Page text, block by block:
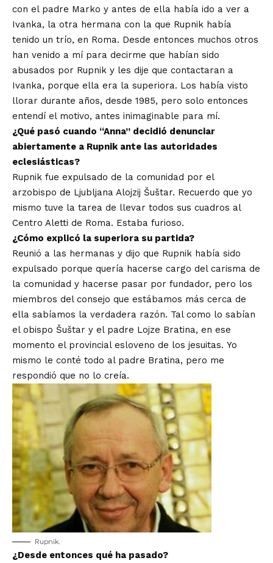
con el padre Marko y antes de ella había ido a ver a
Ivanka, la otra hermana con la que Rupnik había
tenido un trío, en Roma. Desde entonces muchos otros
han venido a mí para decirme que habían sido
abusados ​​por Rupnik y les dije que contactaran a
Ivanka, porque ella era la superiora. Los había visto
llorar durante años, desde 1985, pero solo entonces
entendí el motivo, antes inimaginable para mí.
¿Qué pasó cuando “Anna” decidió denunciar
abiertamente a Rupnik ante las autoridades
eclesiásticas?
Rupnik fue expulsado de la comunidad por el
arzobispo de Ljubljana Alojzij Šuštar. Recuerdo que yo
mismo tuve la tarea de llevar todos sus cuadros al
Centro Aletti de Roma. Estaba furioso.
¿Cómo explicó la superiora su partida?
Reunió a las hermanas y dijo que Rupnik había sido
expulsado porque quería hacerse cargo del carisma de
la comunidad y hacerse pasar por fundador, pero los
miembros del consejo que estábamos más cerca de
ella sabíamos la verdadera razón. Tal como lo sabían
el obispo Šuštar y el padre Lojze Bratina, en ese
momento el provincial esloveno de los jesuitas. Yo
mismo le conté todo al padre Bratina, pero me
respondió que no lo creía.
Rupnik.
¿Desde entonces qué ha pasado?